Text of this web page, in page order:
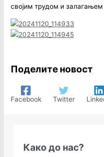
својим трудом и
Поделите новост
Facebook Twitter
Како до нас?